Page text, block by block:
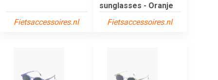
Fietsaccessoires.nl
sunglasses - Oranje
Fietsaccessoires.nl